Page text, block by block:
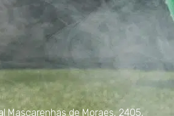
Mascarenhas de Moraes, 2405,